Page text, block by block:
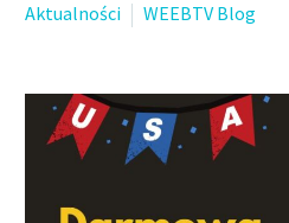
Aktualności WEEBTV Blog